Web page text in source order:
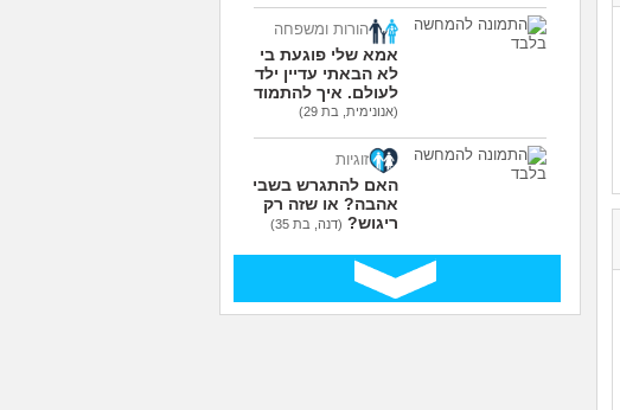
הורות ומשפחה
אמא שלי פוגעת בי כי
לא הבאתי עדיין ילדים
לעולם. איך להתמודד?
(אנונימית, בת 29)
זוגיות
האם להתגרש בשביל
אהבה? או שזה רק
ריגוש? (דנה, בת 35)